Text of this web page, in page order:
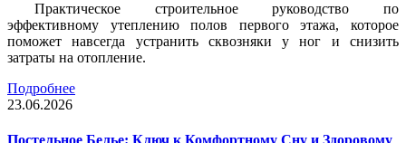
Практическое строительное руководство по
эффективному утеплению полов первого этажа, которое
поможет навсегда устранить сквозняки у ног и снизить
затраты на отопление.
Подробнее
23.06.2026